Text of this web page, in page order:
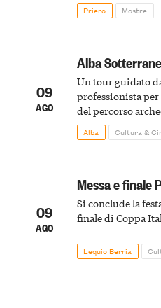
Priero Mostre
09
AGO
Alba
Un tour guidato
professionista
del percorso
Alba Cultura &
09
AGO
Messa e finale
Si conclude la
finale di Coppa
Lequio Berria